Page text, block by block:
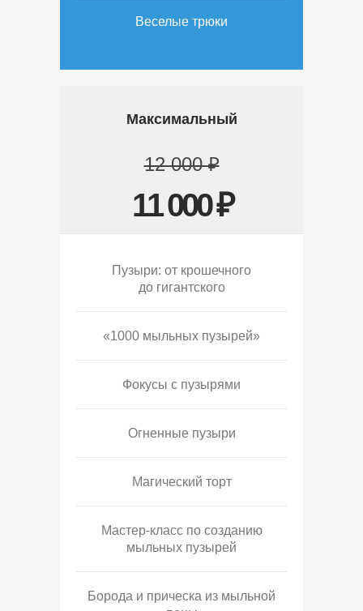
Веселые трюки
Максимальный
12 000 ₽
11 000 ₽
Пузыри: от крошечного
до гигантского
«1000 мыльных пузырей»
Фокусы с пузырями
Огненные пузыри
Магический торт
Мастер-класс по созданию
мыльных пузырей
Борода и прическа из мыльной